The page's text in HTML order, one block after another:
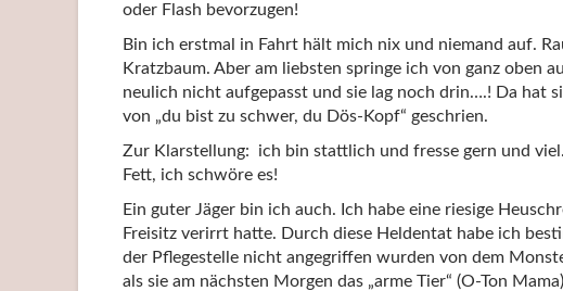
oder Flash bevorzugen!
Bin ich erstmal in Fahrt hält mich nix und niemand auf.
Kratzbaum. Aber am liebsten springe ich von ganz oben
neulich nicht aufgepasst und sie lag noch drin….! Da hat
von „du bist zu schwer, du Dös-Kopf“ geschrien.
Zur Klarstellung: ich bin stattlich und fresse gern und
Fett, ich schwöre es!
Ein guter Jäger bin ich auch. Ich habe eine riesige
Freisitz verirrt hatte. Durch diese Heldentat habe ich
der Pflegestelle nicht angegriffen wurden von dem
als sie am nächsten Morgen das „arme Tier“ (O-Ton